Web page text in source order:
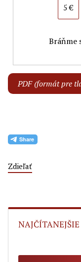
5 €
Bráňme
PDF (formát pre
Zdieľať
NAJČÍTANEJŠIE